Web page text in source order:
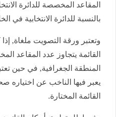
المقاعد المخصصة للدائرة
بالنسبة للدائرة الانتخابية في
وتعتبر ورقة التصويت ملغاة,
القائمة يتجاوز عدد المقاعد
المنطقة الجغرافية, في حين
يعبر فيها الناخب عن اختياره
القائمة المختارة.